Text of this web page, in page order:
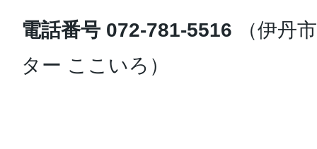
電話番号 072-781-5516
（伊丹
ター ここいろ）